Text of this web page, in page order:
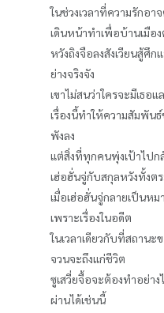
ในช่วงเวลาที่ความรักอา
เดินหน้าทำเพื่อบ้านเมือ
หวังถิงจือลงสังเวียนสู้ศึก
ย่างจริงจัง
เขาไม่สนว่าใครจะมีเธอแ
เรื่องนี้ทำให้ความสัมพัน
พังลง
แต่สิ่งที่ทุกคนพุ่งเป้าไป
เฮ่อฮั่นจู่กับสกุลหวังทั้งต
เมื่อเฮ่อฮั่นจู่กลายเป็นห
เพราะเรื่องในอดีต
ในเวลาเดียวกับที่สถานะ
จวนจะถึงแก่ชีวิต
ซูเสวี่ยจื้อจะต้องทำอย่าง
ผ่านได้เช่นนี้